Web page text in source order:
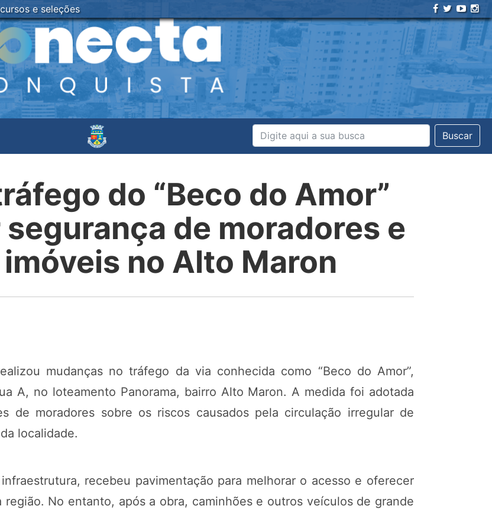
e seleções
Buscar
do “Beco do Amor”
de moradores e
no Alto Maron
mudanças no tráfego da via conhecida como “Beco do Amor”,
A, no loteamento Panorama, bairro Alto Maron. A medida foi adotada
de moradores sobre os riscos causados pela circulação irregular de
localidade.
recebeu pavimentação para melhorar o acesso e oferecer
No entanto, após a obra, caminhões e outros veículos de grande